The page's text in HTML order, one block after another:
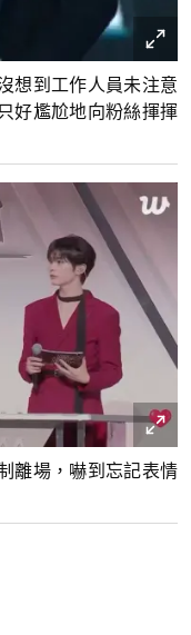
想到工作人員未注意
好尷尬地向粉絲揮揮
離場，嚇到忘記表情